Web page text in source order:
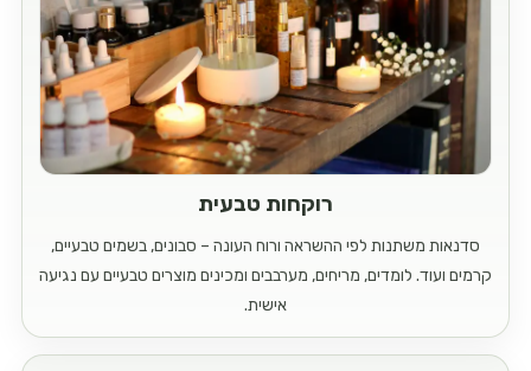
רוקחות טבעית
סדנאות משתנות לפי ההשראה ורוח העונה – סבונים, בשמים טבעיים,
קרמים ועוד. לומדים, מריחים, מערבבים ומכינים מוצרים טבעיים עם נגיעה
אישית.